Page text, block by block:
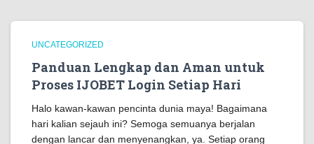
UNCATEGORIZED
Panduan Lengkap dan Aman untuk
Proses IJOBET Login Setiap Hari
Halo kawan-kawan pencinta dunia maya! Bagaimana
hari kalian sejauh ini? Semoga semuanya berjalan
dengan lancar dan menyenangkan, ya. Setiap orang